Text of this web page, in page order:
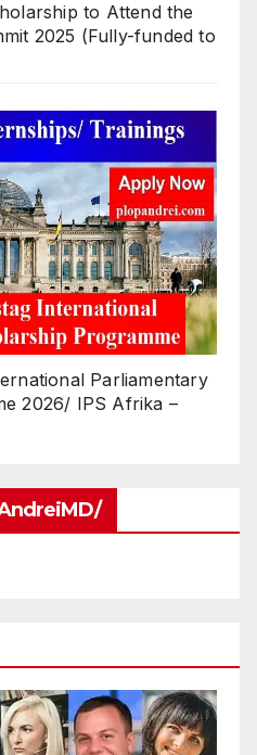
to Attend the
2025 (Fully-funded to
Parliamentary
2026/ IPS Afrika –